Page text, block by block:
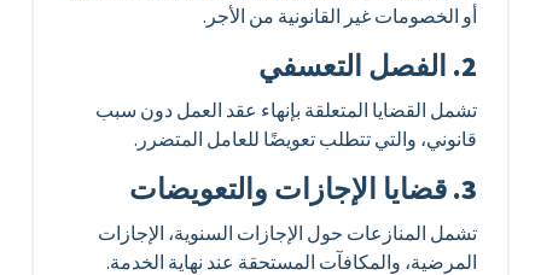
أو الخصومات غير القانونية من الأجر.
2. الفصل التعسفي
تشمل القضايا المتعلقة بإنهاء عقد العمل دون سبب
قانوني، والتي تتطلب تعويضًا للعامل المتضرر.
3. قضايا الإجازات والتعويضات
تشمل المنازعات حول الإجازات السنوية، الإجازات
المرضية، والمكافآت المستحقة عند نهاية الخدمة.